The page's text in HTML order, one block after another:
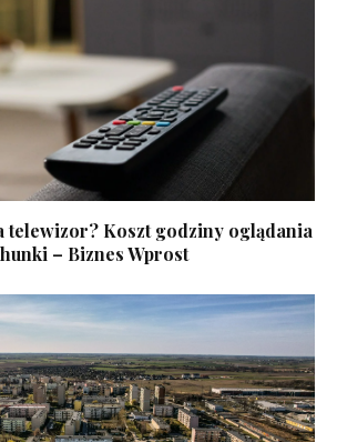
telewizor? Koszt godziny oglądania
– Biznes Wprost